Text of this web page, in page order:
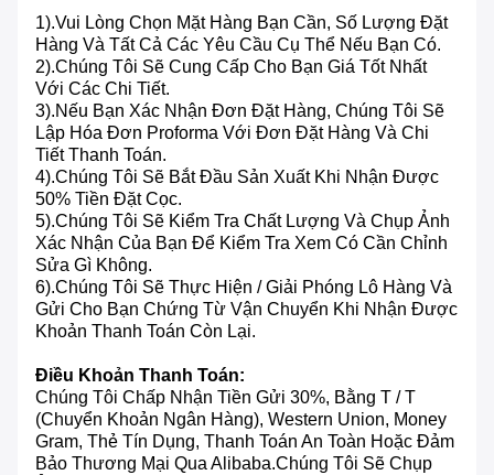
1).Vui Lòng Chọn Mặt Hàng Bạn Cần, Số Lượng Đặt
Hàng Và Tất Cả Các Yêu Cầu Cụ Thể Nếu Bạn Có.
2).Chúng Tôi Sẽ Cung Cấp Cho Bạn Giá Tốt Nhất
Với Các Chi Tiết.
3).Nếu Bạn Xác Nhận Đơn Đặt Hàng, Chúng Tôi Sẽ
Lập Hóa Đơn Proforma Với Đơn Đặt Hàng Và Chi
Tiết Thanh Toán.
4).Chúng Tôi Sẽ Bắt Đầu Sản Xuất Khi Nhận Được
50% Tiền Đặt Cọc.
5).Chúng Tôi Sẽ Kiểm Tra Chất Lượng Và Chụp Ảnh
Xác Nhận Của Bạn Để Kiểm Tra Xem Có Cần Chỉnh
Sửa Gì Không.
6).Chúng Tôi Sẽ Thực Hiện / Giải Phóng Lô Hàng Và
Gửi Cho Bạn Chứng Từ Vận Chuyển Khi Nhận Được
Khoản Thanh Toán Còn Lại.
Điều Khoản Thanh Toán:
Chúng Tôi Chấp Nhận Tiền Gửi 30%, Bằng T / T
(chuyển Khoản Ngân Hàng), Western Union, Money
Gram, Thẻ Tín Dụng, Thanh Toán An Toàn Hoặc Đảm
Bảo Thương Mại Qua Alibaba.Chúng Tôi Sẽ Chụp